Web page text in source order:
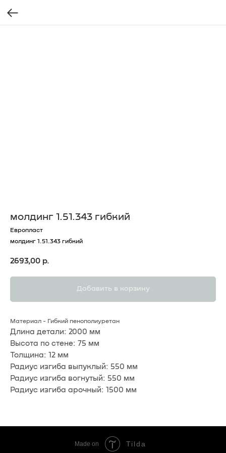
молдинг 1.51.343 гибкий
Европласт
молдинг 1.51.343 гибкий
2693,00 р.
Добавить в корзину
Материал - Гибкий пенополиуретан
Длина детали: 2000 мм
Высота по стене: 75 мм
Толщина: 12 мм
Радиус изгиба выпуклый: 550 мм
Радиус изгиба вогнутый: 550 мм
Радиус изгиба арочный: 1500 мм
Made on Tilda